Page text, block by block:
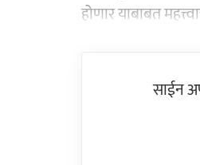
होणार याबाबत
साईन